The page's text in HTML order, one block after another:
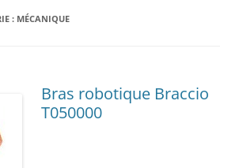
: MÉCANIQUE
Bras robotique Braccio
T050000